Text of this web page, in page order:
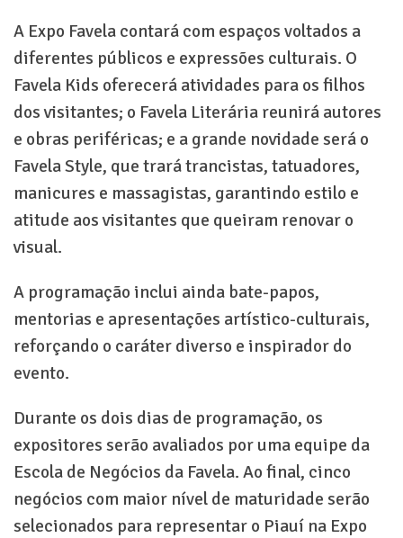
A Expo Favela contará com espaços voltados a
diferentes públicos e expressões culturais. O
Favela Kids oferecerá atividades para os filhos
dos visitantes; o Favela Literária reunirá autores
e obras periféricas; e a grande novidade será o
Favela Style, que trará trancistas, tatuadores,
manicures e massagistas, garantindo estilo e
atitude aos visitantes que queiram renovar o
visual.
A programação inclui ainda bate-papos,
mentorias e apresentações artístico-culturais,
reforçando o caráter diverso e inspirador do
evento.
Durante os dois dias de programação, os
expositores serão avaliados por uma equipe da
Escola de Negócios da Favela. Ao final, cinco
negócios com maior nível de maturidade serão
selecionados para representar o Piauí na Expo